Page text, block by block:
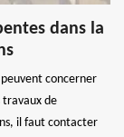
dans la
concerner
travaux de
il faut contacter